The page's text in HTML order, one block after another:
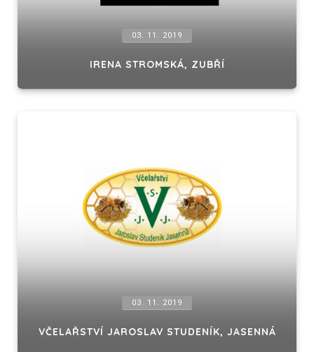
03. 11. 2019
IRENA STROMSKÁ, ZUBŘÍ
03. 11. 2019
VČELAŘSTVÍ JAROSLAV STUDENÍK, JASENNÁ